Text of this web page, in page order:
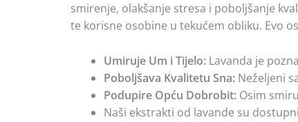
smirenje, olakšanje stresa i poboljšanje
te korisne osobine u tekućem obliku. Evo
Umiruje Um i Tijelo: Lavanda je
Poboljšava Kvalitetu Sna: Neželjeni
Podupire Opću Dobrobit: Osim
Naši ekstrakti od lavande su